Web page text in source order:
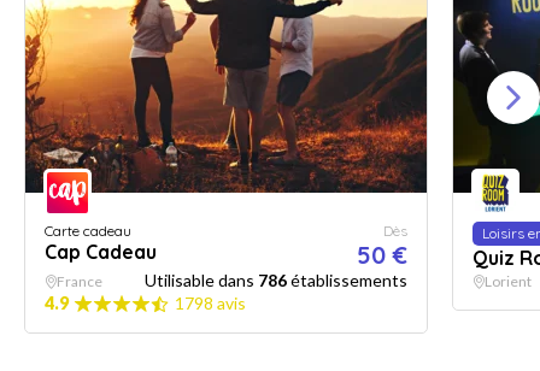
Carte cadeau
Cap Cadeau
Dès
50 €
France Utilisable dans 786établissements
4.9
1798 avis
Loisirs
Quiz
Lorient